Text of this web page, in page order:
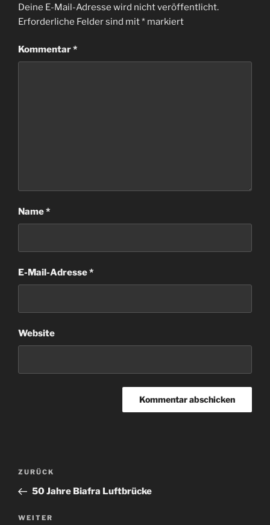
Deine E-Mail-Adresse wird nicht veröffentlicht.
Erforderliche Felder sind mit* markiert
Kommentar*
Name*
E-Mail-Adresse*
Website
Beitragsnavigation
Vorheriger
Beitrag
ZURÜCK
50 Jahre Biafra Luftbrücke
Nächster
WEITER